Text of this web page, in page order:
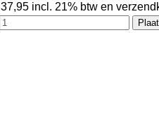
37,95 incl. 21% btw en